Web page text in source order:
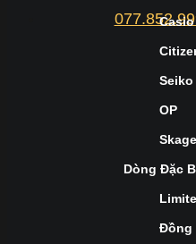
Casio
Seiko
OP
Dòng Đặc
Đồng